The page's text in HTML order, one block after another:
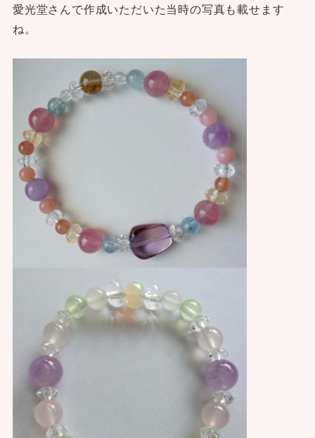
愛光堂さんで作成いただいた当時の写真も載せます
ね。